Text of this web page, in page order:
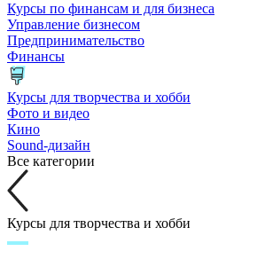
Курсы по финансам и для бизнеса
Управление бизнесом
Предпринимательство
Финансы
Курсы для творчества и хобби
Фото и видео
Кино
Sound-дизайн
Все категории
Курсы для творчества и хобби